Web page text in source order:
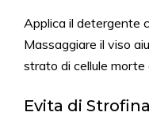
Applica il detergente
Massaggiare il viso
strato di cellule morte
Evita di